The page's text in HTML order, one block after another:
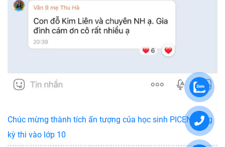
Chúc mừng thành tích ấn tượng của học sinh PICEN trong
kỳ thi vào lớp 10